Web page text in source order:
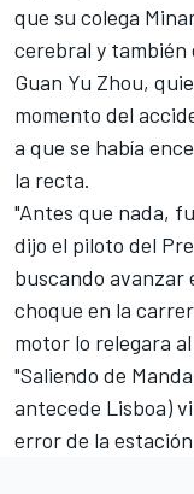
que su colega
cerebral y también
Guan Yu Zhou,
momento del
a que se había
la recta.
"Antes que nada,
dijo el piloto del
buscando avanzar
choque en la
motor lo relegara
"Saliendo de
antecede Lisboa)
error de la